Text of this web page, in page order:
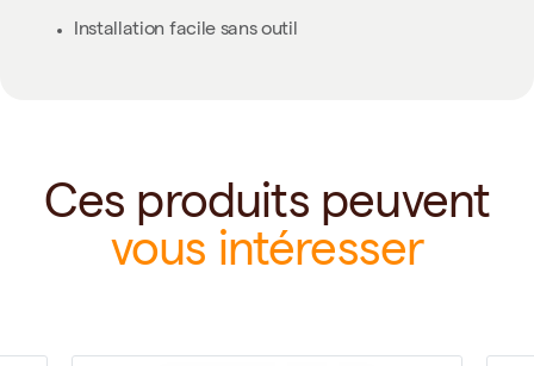
Installation facile sans outil
Ces produits peuvent
vous intéresser